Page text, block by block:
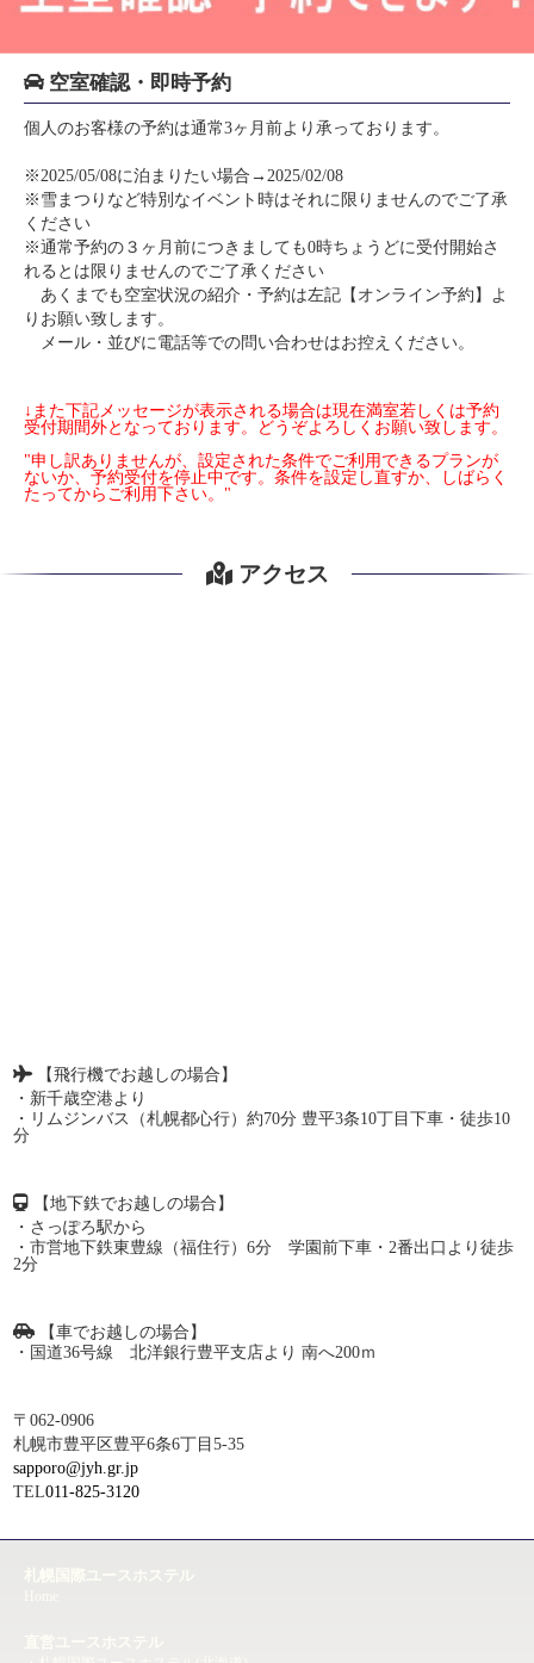
空室確認・即時予約
個人のお客様の予約は通常3ヶ月前より承っております。
※2025/05/08に泊まりたい場合→2025/02/08
※雪まつりなど特別なイベント時はそれに限りませんのでご了承
ください
※通常予約の３ヶ月前につきましても0時ちょうどに受付開始さ
れるとは限りませんのでご了承ください
あくまでも空室状況の紹介・予約は左記【オンライン予約】よ
りお願い致します。
メール・並びに電話等での問い合わせはお控えください。
↓また下記メッセージが表示される場合は現在満室若しくは予約
受付期間外となっております。どうぞよろしくお願い致します。
"申し訳ありませんが、設定された条件でご利用できるプランが
ないか、予約受付を停止中です。条件を設定し直すか、しばらく
たってからご利用下さい。"
アクセス
【飛行機でお越しの場合】
・新千歳空港より
・リムジンバス（札幌都心行）約70分 豊平3条10丁目下車・徒歩10
分
【地下鉄でお越しの場合】
・さっぽろ駅から
・市営地下鉄東豊線（福住行）6分 学園前下車・2番出口より徒歩
2分
【車でお越しの場合】
・国道36号線 北洋銀行豊平支店より 南へ200ｍ
〒062-0906
札幌市豊平区豊平6条6丁目5-35
sapporo@jyh.gr.jp
TEL011-825-3120